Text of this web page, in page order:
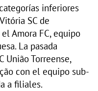
inferiores
SC de
Amora FC, equipo
La pasada
União Torreense,
con el equipo sub-
a filiales.